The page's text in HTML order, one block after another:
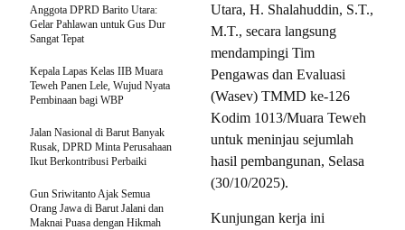
Utara, H. Shalahuddin, S.T.,
M.T., secara langsung
mendampingi Tim
Pengawas dan Evaluasi
(Wasev) TMMD ke-126
Kodim 1013/Muara Teweh
untuk meninjau sejumlah
hasil pembangunan, Selasa
(30/10/2025).
Kunjungan kerja ini
Anggota DPRD Barito Utara:
Gelar Pahlawan untuk Gus Dur
Sangat Tepat
Kepala Lapas Kelas IIB Muara
Teweh Panen Lele, Wujud Nyata
Pembinaan bagi WBP
Jalan Nasional di Barut Banyak
Rusak, DPRD Minta Perusahaan
Ikut Berkontribusi Perbaiki
Gun Sriwitanto Ajak Semua
Orang Jawa di Barut Jalani dan
Maknai Puasa dengan Hikmah